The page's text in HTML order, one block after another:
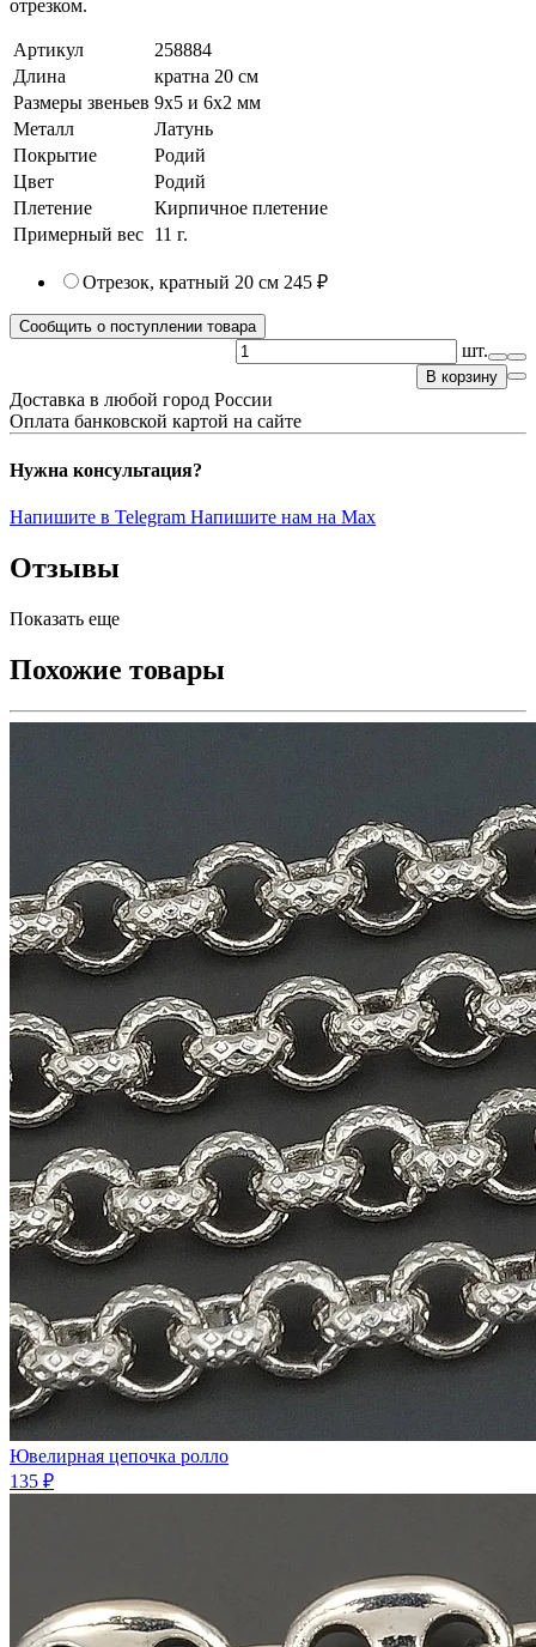
отрезком.
Артикул
258884
Длина
кратна 20 см
Размеры звеньев 9х5 и 6х2 мм
Металл
Латунь
Покрытие
Родий
Цвет
Родий
Плетение
Кирпичное плетение
Примерный вес 11 г.
Отрезок, кратный 20 см 245 ₽
Сообщить о поступлении товара
шт.
В корзину
Доставка в любой город России
Оплата банковской картой на сайте
Нужна консультация?
Напишите в Telegram Напишите нам на Max
Отзывы
Показать еще
Похожие товары
Ювелирная цепочка ролло
135 ₽